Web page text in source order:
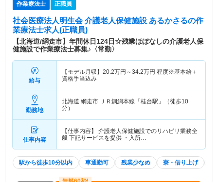
作業療法士 正職員
社会医療法人明生会 介護老人保健施設 あるかさるの作
業療法士求人(正職員)
【北海道/網走市】年間休日124日☆残業ほぼなしの介護老人保
健施設で作業療法士募集♪〈常勤〉
給与
【モデル月収】 20.2万円～34.2万円 程度※基本給＋
資格手当込み
勤務地
北海道 網走市 ＪＲ釧網本線「桂台駅」（徒歩10
分）
仕事内容
【仕事内容】 介護老人保健施設でのリハビリ業務全
般 下記サービスを提供 ・入所…
駅から徒歩10分以内 車通勤可 残業少なめ 寮・借り上げ